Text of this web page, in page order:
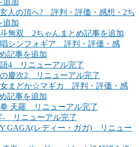
人の頂へ? 評判・評価・感想・2ち
追加
無双 2ちゃんまとめ記事を追加
シンフォギア 評判・評価・感
記事を追加
4 リニューアル完了
慶次2 リニューアル完了
まどか☆マギカ 評判・評価・感
記事を追加
天羅 リニューアル完了
- リニューアル完了
GAGA(レディー・ガガ) リニュー